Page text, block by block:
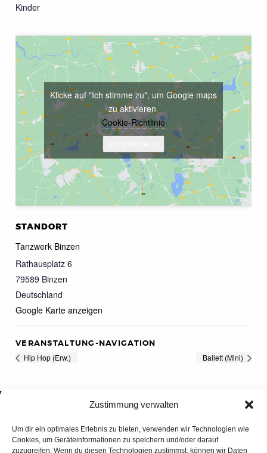
Zustimmung verwalten
Um dir ein optimales Erlebnis zu bieten, verwenden wir Technologien wie
Cookies, um Geräteinformationen zu speichern und/oder darauf
zuzugreifen. Wenn du diesen Technologien zustimmst, können wir Daten
Kinder
STANDORT
Tanzwerk Binzen
Rathausplatz 6
79589 Binzen
Deutschland
Google Karte anzeigen
Klicke auf "Ich stimme zu", um Google maps
zu aktivieren
Cookie-Richtlinie
VERANSTALTUNG-NAVIGATION
Hip Hop (Erw.) Ballett (Mini)